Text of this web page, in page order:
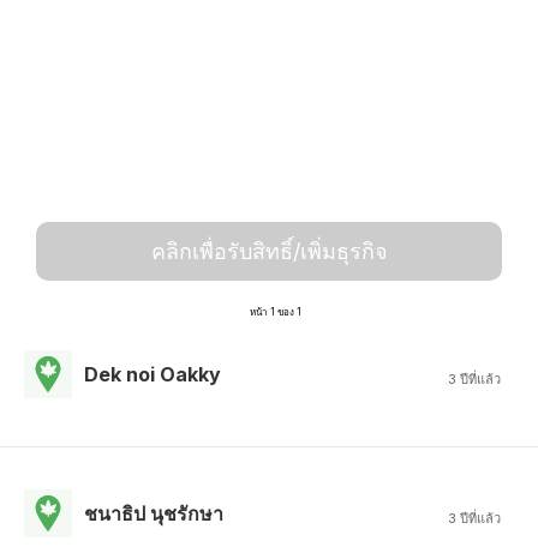
คลิกเพื่อรับสิทธิ์/เพิ่มธุรกิจ
หน้า 1 ของ 1
Dek noi Oakky 3 ปีที่แล้ว
ชนาธิป นุชรักษา 3 ปีที่แล้ว